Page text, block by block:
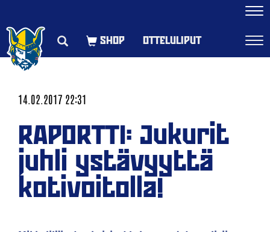
OTTELULIPUT
14.02.2017 22:31
RAPORTTI: Jukurit
juhli ystävyyttä
kotivoitolla!